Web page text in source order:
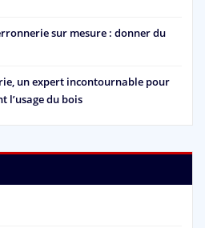
sur mesure : donner du
un expert incontournable pour
l’usage du bois